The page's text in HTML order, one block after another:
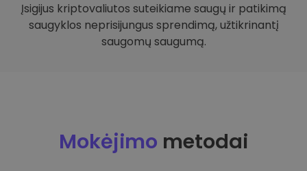
Įsigijus kriptovaliutos suteikiame saugų ir patikimą
saugyklos neprisijungus sprendimą, užtikrinantį
saugomų saugumą.
Mokėjimo metodai